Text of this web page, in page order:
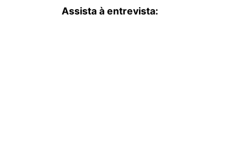
Assista à entrevista: